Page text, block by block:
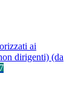
ai
dirigenti) (da